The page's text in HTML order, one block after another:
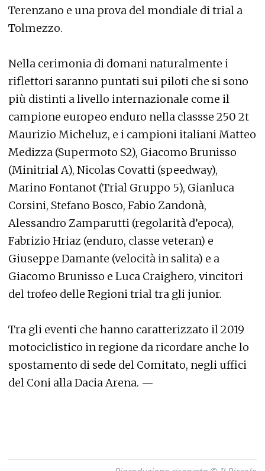
Terenzano e una prova del mondiale di trial a
Tolmezzo.
Nella cerimonia di domani naturalmente i
riflettori saranno puntati sui piloti che si sono
più distinti a livello internazionale come il
campione europeo enduro nella classse 250 2t
Maurizio Micheluz, e i campioni italiani Matteo
Medizza (Supermoto S2), Giacomo Brunisso
(Minitrial A), Nicolas Covatti (speedway),
Marino Fontanot (Trial Gruppo 5), Gianluca
Corsini, Stefano Bosco, Fabio Zandonà,
Alessandro Zamparutti (regolarità d’epoca),
Fabrizio Hriaz (enduro, classe veteran) e
Giuseppe Damante (velocità in salita) e a
Giacomo Brunisso e Luca Craighero, vincitori
del trofeo delle Regioni trial tra gli junior.
Tra gli eventi che hanno caratterizzato il 2019
motociclistico in regione da ricordare anche lo
spostamento di sede del Comitato, negli uffici
del Coni alla Dacia Arena. —